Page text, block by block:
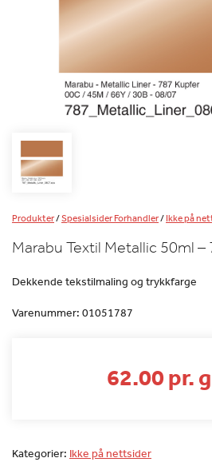
Produkter/Spesialsider Forhandler/Ikke på
Marabu Textil Metallic 50ml –
Dekkende tekstilmaling og trykkfarge
Varenummer: 01051787
62.00 pr.
Kategorier: Ikke på nettsider